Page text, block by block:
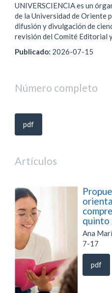
UNIVERSCIENCIA es un
de la Universidad de Oriente
difusión y divulgación de
revisión del Comité Editorial y
Publicado: 2026-07-15
Número completo
pdf
Artículos
quinto
Ana
7-17
pdf